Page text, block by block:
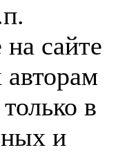
сайте
в
и